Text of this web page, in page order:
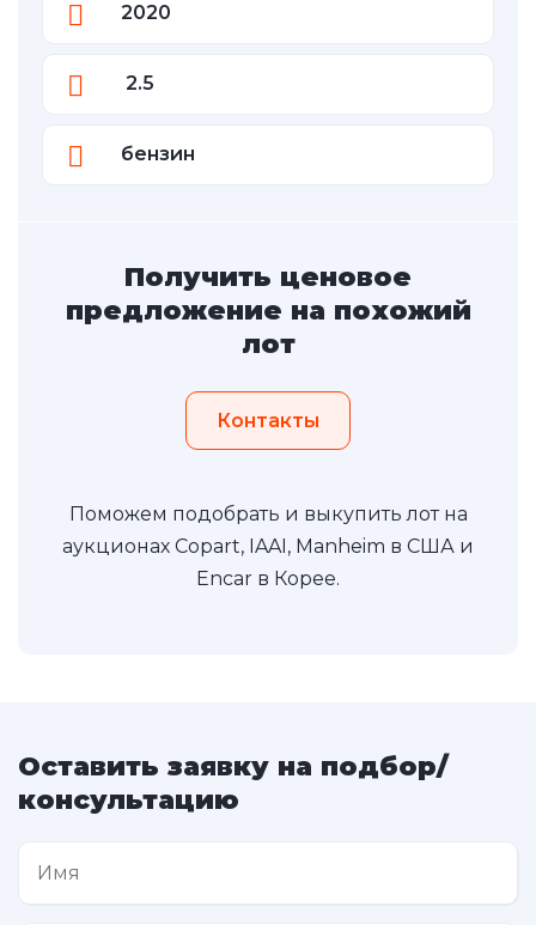
2020
2.5
бензин
Получить ценовое
предложение на похожий
лот
Контакты
Поможем подобрать и выкупить лот на
аукционах Copart, IAAI, Manheim в США и
Encar в Корее.
Оставить заявку на подбор/
консультацию